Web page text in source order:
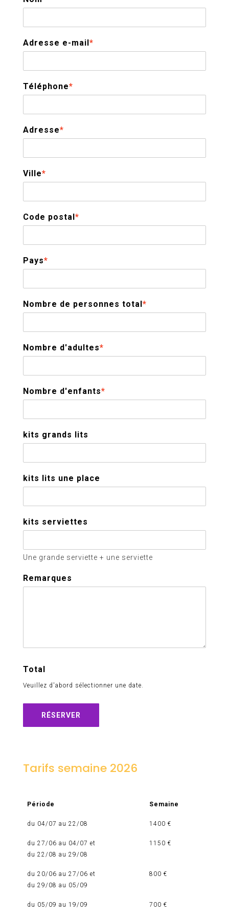
Adresse e-mail*
Téléphone*
Adresse*
Ville*
Code postal*
Pays*
Nombre de personnes total*
Nombre d'adultes*
Nombre d'enfants*
kits grands lits
kits lits une place
kits serviettes
Une grande serviette + une serviette
Remarques
Total
Veuillez d'abord sélectionner une date.
RÉSERVER
Tarifs semaine 2026
Période Semaine
du 04/07 au 22/08 1400 €
du 27/06 au 04/07 et
du 22/08 au 29/08
1150 €
du 20/06 au 27/06 et
du 29/08 au 05/09
800 €
du 05/09 au 19/09 700 €